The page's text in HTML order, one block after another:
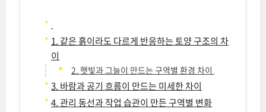
1. 같은 흙이라도 다르게 반응하는 토양 구조의 차
이
2. 햇빛과 그늘이 만드는 구역별 환경 차이
3. 바람과 공기 흐름이 만드는 미세한 차이
4. 관리 동선과 작업 습관이 만든 구역별 변화